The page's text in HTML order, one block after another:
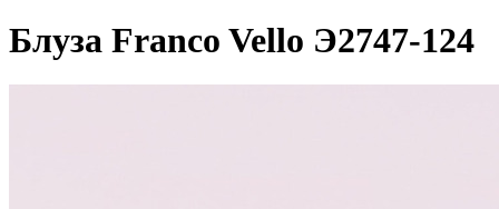
Блуза Franco Vello Э2747-124